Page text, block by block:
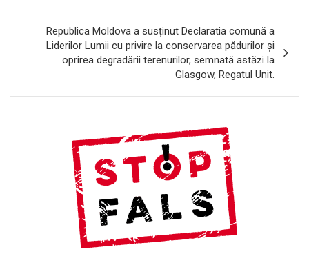
articole
Republica Moldova a susținut Declaratia comună a
Liderilor Lumii cu privire la conservarea pădurilor și
oprirea degradării terenurilor, semnată astăzi la
Glasgow, Regatul Unit.